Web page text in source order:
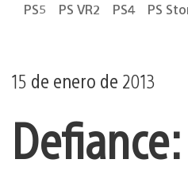
PS5 PS VR2 PS4 PS
15 de enero de 2013